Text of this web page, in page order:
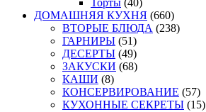
ДОМАШНЯЯ КУХНЯ (660)
ВТОРЫЕ БЛЮДА (238)
ГАРНИРЫ (51)
ДЕСЕРТЫ (49)
ЗАКУСКИ (68)
КАШИ (8)
КОНСЕРВИРОВАНИЕ (57)
КУХОННЫЕ СЕКРЕТЫ (15)